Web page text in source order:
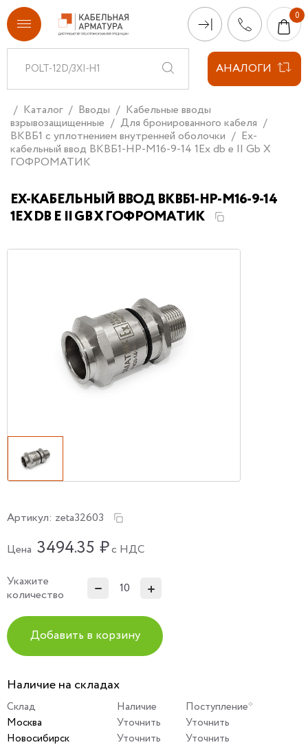
АНАЛОГИ
Каталог Вводы
Кабельные вводы
взрывозащищенные
Для бронированного кабеля
ВКВБ1 с уплотнением внутренней оболочки
Ех-
кабельный ввод ВКВБ1-НР-M16-9-14 1Ex db e II Gb X
ГОФРОМАТИК
ЕХ-КАБЕЛЬНЫЙ ВВОД ВКВБ1-НР-M16-9-14
1EX DB E II GB X ГОФРОМАТИК
Артикул: zeta32603
Цена 3494.35 ₽с НДС
Укажите
количество
Добавить в корзину
Наличие на складах
Склад Наличие
Поступление*
Москва
Уточнить
Уточнить
Новосибирск
Уточнить Уточнить